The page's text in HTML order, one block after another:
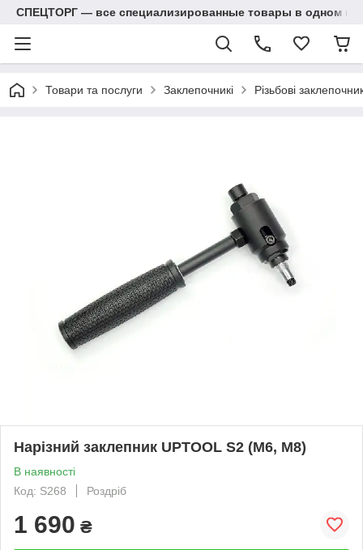
СПЕЦТОРГ — все специализированные товары в одном
Товари та послуги Заклепочникі Різьбові
Нарізний заклепник UPTOOL S2 (М6, М8)
В наявності
Код: S268
Роздріб
1 690 ₴